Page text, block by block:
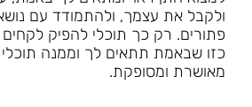
ולקבל את עצמך, ולהתמודד עם
פתורים. רק כך תוכלי להפיק לקחים
כזו שבאמת תתאים לך וממנה
מאושרת ומסופקת.